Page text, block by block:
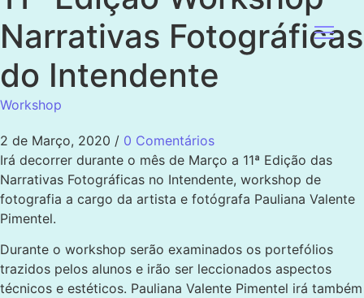
Narrativas Fotográficas
do Intendente
Workshop
2 de Março, 2020 / 0 Comentários
Irá decorrer durante o mês de Março a 11ª Edição das
Narrativas Fotográficas no Intendente, workshop de
fotografia a cargo da artista e fotógrafa Pauliana Valente
Pimentel.
Durante o workshop serão examinados os portefólios
trazidos pelos alunos e irão ser leccionados aspectos
técnicos e estéticos. Pauliana Valente Pimentel irá também